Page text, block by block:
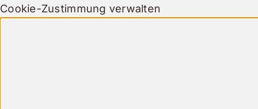
Cookie-Zustimmung verwalten